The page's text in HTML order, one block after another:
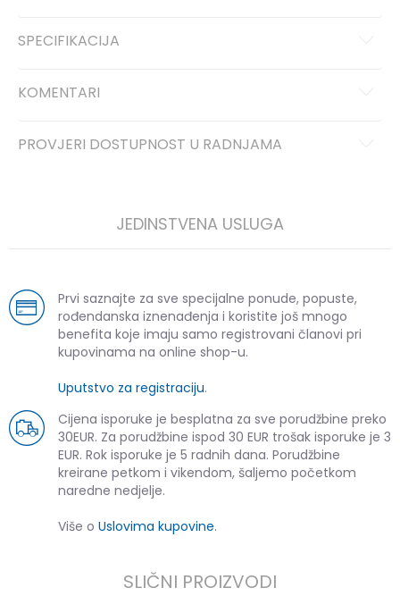
SPECIFIKACIJA
KOMENTARI
PROVJERI DOSTUPNOST U RADNJAMA
JEDINSTVENA USLUGA
Prvi saznajte za sve specijalne ponude, popuste,
rođendanska iznenađenja i koristite još mnogo
benefita koje imaju samo registrovani članovi pri
kupovinama na online shop-u.
Uputstvo za registraciju.
Cijena isporuke je besplatna za sve porudžbine preko
30EUR. Za porudžbine ispod 30 EUR trošak isporuke je 3
EUR. Rok isporuke je 5 radnih dana. Porudžbine
kreirane petkom i vikendom, šaljemo početkom
naredne nedjelje.
Više o Uslovima kupovine.
SLIČNI PROIZVODI